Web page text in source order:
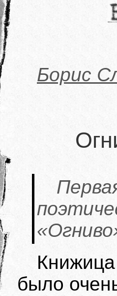
Борис
было